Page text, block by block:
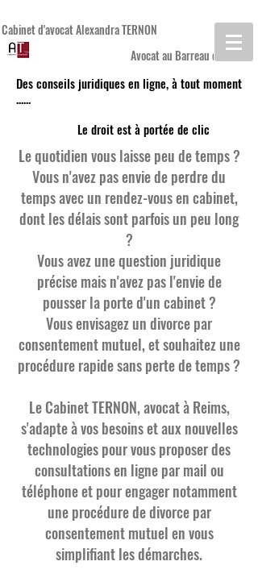
Cabinet d'avocat Alexandra TERNON
Avocat au Barreau de REIMS
Des conseils juridiques en ligne, à tout moment
......
Le droit est à portée de clic
Le quotidien vous laisse peu de temps ?
Vous n'avez pas envie de perdre du
temps avec un rendez-vous en cabinet,
dont les délais sont parfois un peu long
?
Vous avez une question juridique
précise mais n'avez pas l'envie de
pousser la porte d'un cabinet ?
Vous envisagez un divorce par
consentement mutuel, et souhaitez une
procédure rapide sans perte de temps ?
Le Cabinet TERNON, avocat à Reims,
s'adapte à vos besoins et aux nouvelles
technologies pour vous proposer des
consultations en ligne par mail ou
téléphone et pour engager notamment
une procédure de divorce par
consentement mutuel en vous
simplifiant les démarches.